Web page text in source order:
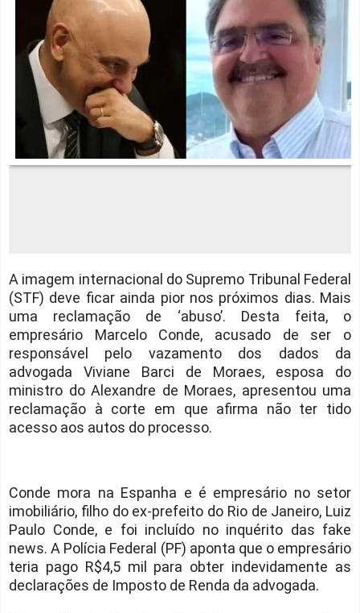
A imagem internacional do Supremo Tribunal Federal
(STF) deve ficar ainda pior nos próximos dias. Mais
uma reclamação de ‘abuso’. Desta feita, o
empresário Marcelo Conde, acusado de ser o
responsável pelo vazamento dos dados da
advogada Viviane Barci de Moraes, esposa do
ministro do Alexandre de Moraes, apresentou uma
reclamação à corte em que afirma não ter tido
acesso aos autos do processo.
Conde mora na Espanha e é empresário no setor
imobiliário, filho do ex-prefeito do Rio de Janeiro, Luiz
Paulo Conde, e foi incluído no inquérito das fake
news. A Polícia Federal (PF) aponta que o empresário
teria pago R$4,5 mil para obter indevidamente as
declarações de Imposto de Renda da advogada.